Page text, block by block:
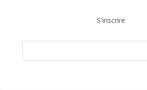
S'inscrire